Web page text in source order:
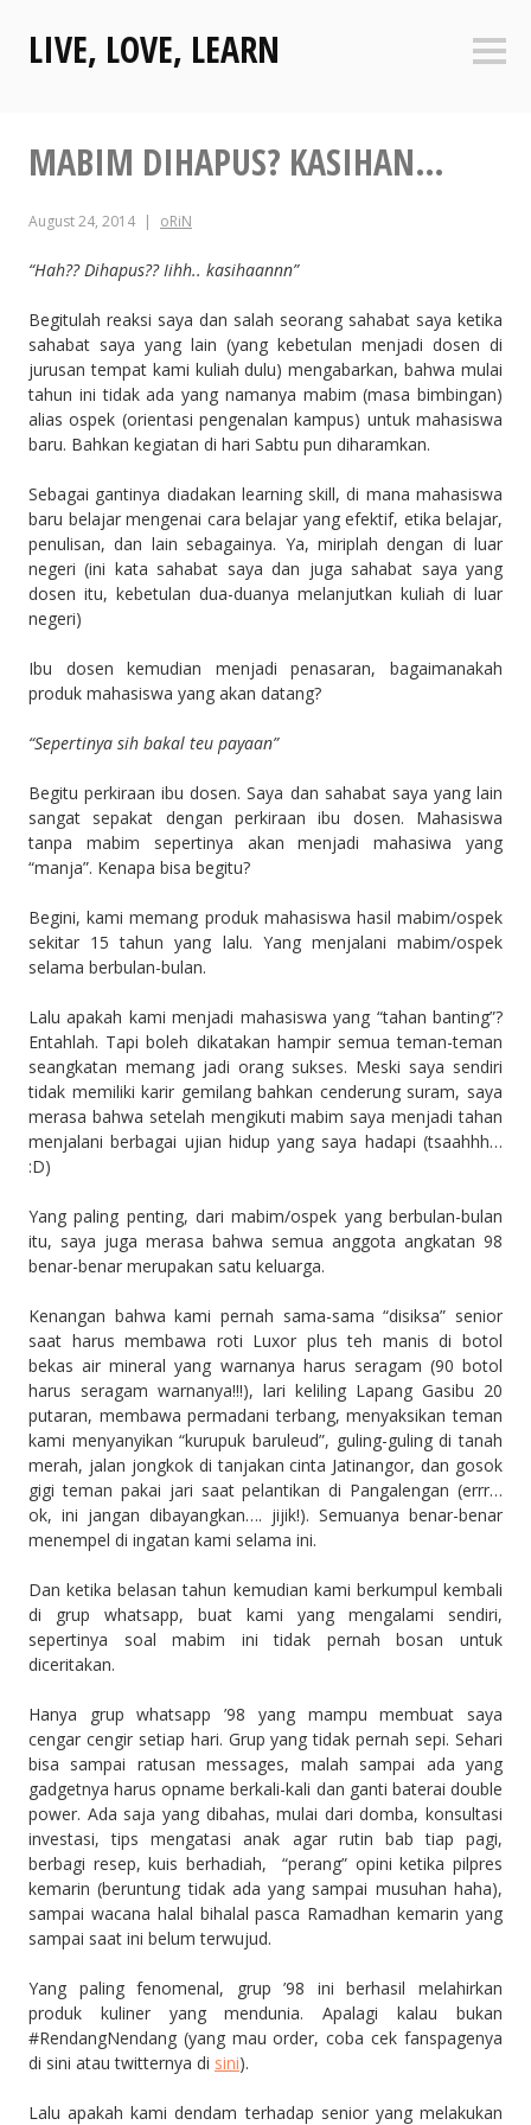
contentLIVE, LOVE, LEARN
MABIM DIHAPUS? KASIHAN…
August 24, 2014 oRiN
“Hah?? Dihapus?? Iihh.. kasihaannn”
Begitulah reaksi saya dan salah seorang sahabat saya ketika
sahabat saya yang lain (yang kebetulan menjadi dosen di
jurusan tempat kami kuliah dulu) mengabarkan, bahwa mulai
tahun ini tidak ada yang namanya mabim (masa bimbingan)
alias ospek (orientasi pengenalan kampus) untuk mahasiswa
baru. Bahkan kegiatan di hari Sabtu pun diharamkan.
Sebagai gantinya diadakan learning skill, di mana mahasiswa
baru belajar mengenai cara belajar yang efektif, etika belajar,
penulisan, dan lain sebagainya. Ya, miriplah dengan di luar
negeri (ini kata sahabat saya dan juga sahabat saya yang
dosen itu, kebetulan dua-duanya melanjutkan kuliah di luar
negeri)
Ibu dosen kemudian menjadi penasaran, bagaimanakah
produk mahasiswa yang akan datang?
“Sepertinya sih bakal teu payaan”
Begitu perkiraan ibu dosen. Saya dan sahabat saya yang lain
sangat sepakat dengan perkiraan ibu dosen. Mahasiswa
tanpa mabim sepertinya akan menjadi mahasiwa yang
“manja”. Kenapa bisa begitu?
Begini, kami memang produk mahasiswa hasil mabim/ospek
sekitar 15 tahun yang lalu. Yang menjalani mabim/ospek
selama berbulan-bulan.
Lalu apakah kami menjadi mahasiswa yang “tahan banting”?
Entahlah. Tapi boleh dikatakan hampir semua teman-teman
seangkatan memang jadi orang sukses. Meski saya sendiri
tidak memiliki karir gemilang bahkan cenderung suram, saya
merasa bahwa setelah mengikuti mabim saya menjadi tahan
menjalani berbagai ujian hidup yang saya hadapi (tsaahhh…
:D)
Yang paling penting, dari mabim/ospek yang berbulan-bulan
itu, saya juga merasa bahwa semua anggota angkatan 98
benar-benar merupakan satu keluarga.
Kenangan bahwa kami pernah sama-sama “disiksa” senior
saat harus membawa roti Luxor plus teh manis di botol
bekas air mineral yang warnanya harus seragam (90 botol
harus seragam warnanya!!!), lari keliling Lapang Gasibu 20
putaran, membawa permadani terbang, menyaksikan teman
kami menyanyikan “kurupuk baruleud”, guling-guling di tanah
merah, jalan jongkok di tanjakan cinta Jatinangor, dan gosok
gigi teman pakai jari saat pelantikan di Pangalengan (errr…
ok, ini jangan dibayangkan…. jijik!). Semuanya benar-benar
menempel di ingatan kami selama ini.
Dan ketika belasan tahun kemudian kami berkumpul kembali
di grup whatsapp, buat kami yang mengalami sendiri,
sepertinya soal mabim ini tidak pernah bosan untuk
diceritakan.
Hanya grup whatsapp ’98 yang mampu membuat saya
cengar cengir setiap hari. Grup yang tidak pernah sepi. Sehari
bisa sampai ratusan messages, malah sampai ada yang
gadgetnya harus opname berkali-kali dan ganti baterai double
power. Ada saja yang dibahas, mulai dari domba, konsultasi
investasi, tips mengatasi anak agar rutin bab tiap pagi,
berbagi resep, kuis berhadiah, “perang” opini ketika pilpres
kemarin (beruntung tidak ada yang sampai musuhan haha),
sampai wacana halal bihalal pasca Ramadhan kemarin yang
sampai saat ini belum terwujud.
Yang paling fenomenal, grup ’98 ini berhasil melahirkan
produk kuliner yang mendunia. Apalagi kalau bukan
#RendangNendang (yang mau order, coba cek fanspagenya
di sini atau twitternya di sini).
Lalu apakah kami dendam terhadap senior yang melakukan